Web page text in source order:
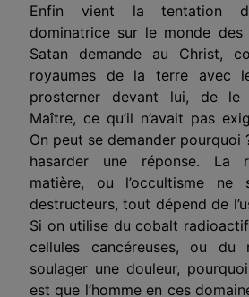
Enfin vient la tentation
dominatrice sur le monde des
Satan demande au Christ,
royaumes de la terre avec
prosterner devant lui, de le
Maître, ce qu’il n’avait pas
On peut se demander pour­quoi
hasarder une réponse. La
matière, ou l’occultisme
destructeurs, tout dépend de
Si on utilise du cobalt
cellules cancéreuses, ou du
soulager une douleur,
est que l’homme en ces